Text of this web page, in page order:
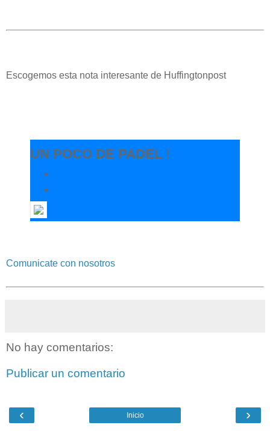
Escogemos esta nota interesante de Huffingtonpost
UN POCO DE PADEL !
Comunicate con nosotros
No hay comentarios:
Publicar un comentario
‹ ›
Inicio